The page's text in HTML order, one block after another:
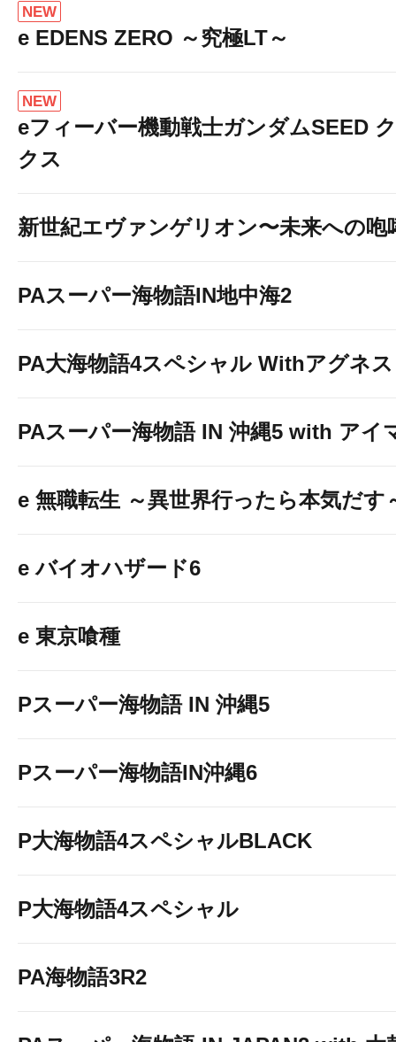
NEW
e EDENS ZERO ～究極LT～
NEW
eフィーバー機動戦士ガンダムSEED
クス
新世紀エヴァンゲリオン〜未来への咆
PAスーパー海物語IN地中海2
PA大海物語4スペシャル Withアグネ
PAスーパー海物語 IN 沖縄5 with アイ
e 無職転生 ～異世界行ったら本気だす
e バイオハザード6
e 東京喰種
Pスーパー海物語 IN 沖縄5
Pスーパー海物語IN沖縄6
P大海物語4スペシャルBLACK
P大海物語4スペシャル
PA海物語3R2